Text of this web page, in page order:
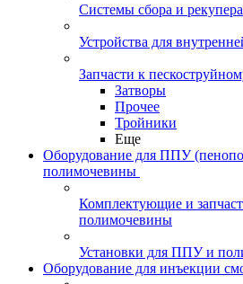
Системы сбора и
Устройства для
Запчасти к
Затворы
Прочее
Тройники
Еще
Оборудование для ППУ
полимочевины
Комплектующие и
полимочевины
Установки для ППУ и
Оборудование для инъекции